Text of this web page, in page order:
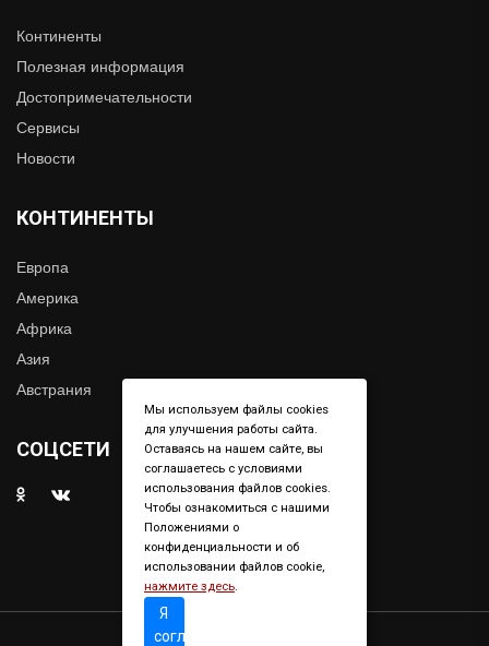
Континенты
Полезная информация
Достопримечательности
Сервисы
Новости
КОНТИНЕНТЫ
Европа
Америка
Африка
Азия
Австрания
СОЦСЕТИ
Copyright © 2019. All right reserved
Мы используем файлы cookies
для улучшения работы сайта.
Оставаясь на нашем сайте, вы
соглашаетесь с условиями
использования файлов cookies.
Чтобы ознакомиться с нашими
Положениями о
конфиденциальности и об
использовании файлов cookie,
нажмите здесь.
Я
согласен